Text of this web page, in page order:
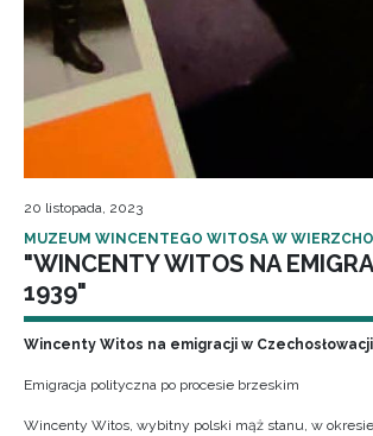
20 listopada, 2023
MUZEUM WINCENTEGO WITOSA W
"WINCENTY WITOS NA
1939"
Wincenty Witos na emigracji w Czechosłowacji
Emigracja polityczna po procesie brzeskim
Wincenty Witos, wybitny polski mąż stanu, w